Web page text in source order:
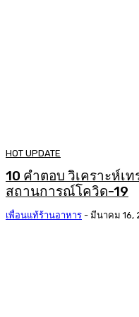
HOT UPDATE
10 คำตอบ วิเคราะห์เ
สถานการณ์โควิด-19
เพื่อนแท้ร้านอาหาร - มีนาคม 16,